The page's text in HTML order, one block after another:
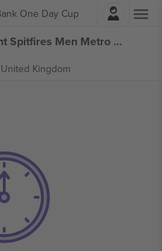
One Day Cup
Iniciar sesión
Gloucestershire Men vs Kent Spitfires Men Metro Bank One Day Cup entradas
Kingdom